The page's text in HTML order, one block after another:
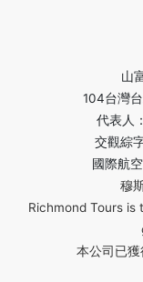
山
104台灣
代表人
交觀綜
國際航
穆
Richmond Tours is
本公司已